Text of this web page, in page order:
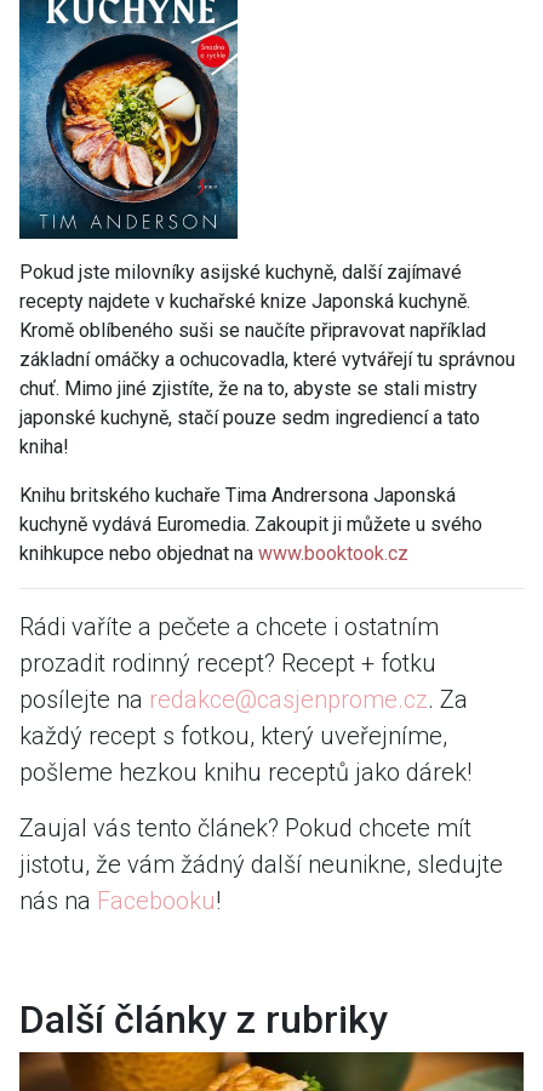
Pokud jste milovníky asijské kuchyně, další zajímavé
recepty najdete v kuchařské knize Japonská kuchyně.
Kromě oblíbeného suši se naučíte připravovat například
základní omáčky a ochucovadla, které vytvářejí tu správnou
chuť. Mimo jiné zjistíte, že na to, abyste se stali mistry
japonské kuchyně, stačí pouze sedm ingrediencí a tato
kniha!
Knihu britského kuchaře Tima Andrersona Japonská
kuchyně vydává Euromedia. Zakoupit ji můžete u svého
knihkupce nebo objednat na www.booktook.cz
Rádi vaříte a pečete a chcete i ostatním
prozadit rodinný recept? Recept + fotku
posílejte na redakce@casjenprome.cz. Za
každý recept s fotkou, který uveřejníme,
pošleme hezkou knihu receptů jako dárek!
Zaujal vás tento článek? Pokud chcete mít
jistotu, že vám žádný další neunikne, sledujte
nás na Facebooku!
Další články z rubriky